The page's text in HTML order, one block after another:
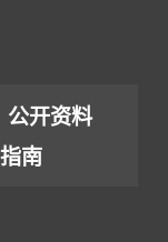
公开资料
南